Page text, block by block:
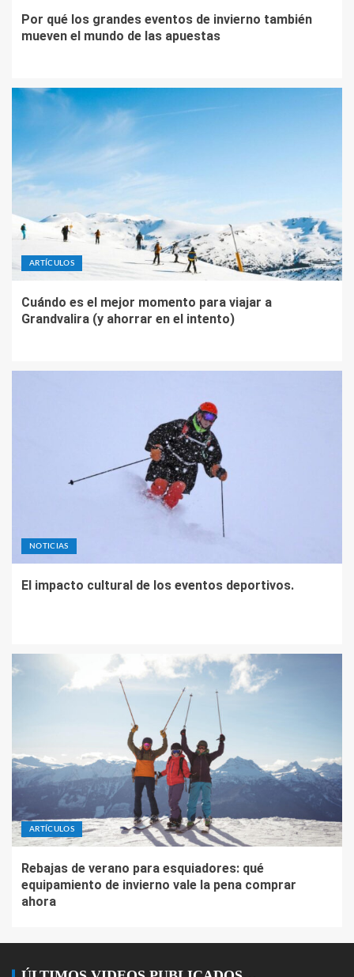
Por qué los grandes eventos de invierno también
mueven el mundo de las apuestas
ARTÍCULOS
Cuándo es el mejor momento para viajar a
Grandvalira (y ahorrar en el intento)
NOTICIAS
El impacto cultural de los eventos deportivos.
ARTÍCULOS
Rebajas de verano para esquiadores: qué
equipamiento de invierno vale la pena comprar
ahora